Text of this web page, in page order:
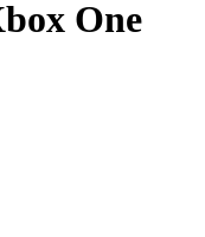
One